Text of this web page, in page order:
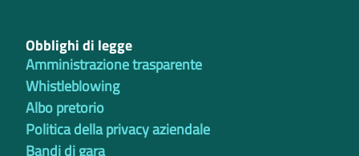
Obblighi di legge
Amministrazione trasparente
Whistleblowing
Albo pretorio
Politica della privacy aziendale
Bandi di gara